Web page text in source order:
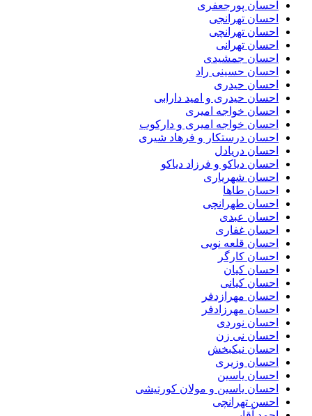
احسان پورجعفری
احسان تهرانجی
احسان تهرانچی
احسان تهرانی
احسان جمشیدی
احسان حسینی راد
احسان حیدری
احسان حیدری و امید دارابی
احسان خواجه امیری
احسان خواجه امیری و دارکوب
احسان درستكار و فرهاد شيرى
احسان دریادل
احسان دیاکو و فرزاد دیاکو
احسان شهریاری
احسان طاها
احسان طهرانچی
احسان عبدی
احسان غفاری
احسان قلعه نویی
احسان کارگر
احسان کیان
احسان کیانی
احسان مهرازدفر
احسان مهرزادفر
احسان نوردی
احسان نی زن
احسان نیکبخش
احسان وزیری
احسان یاسین
احسان یاسین و مولان کورتیشی
احسن تهرانچی